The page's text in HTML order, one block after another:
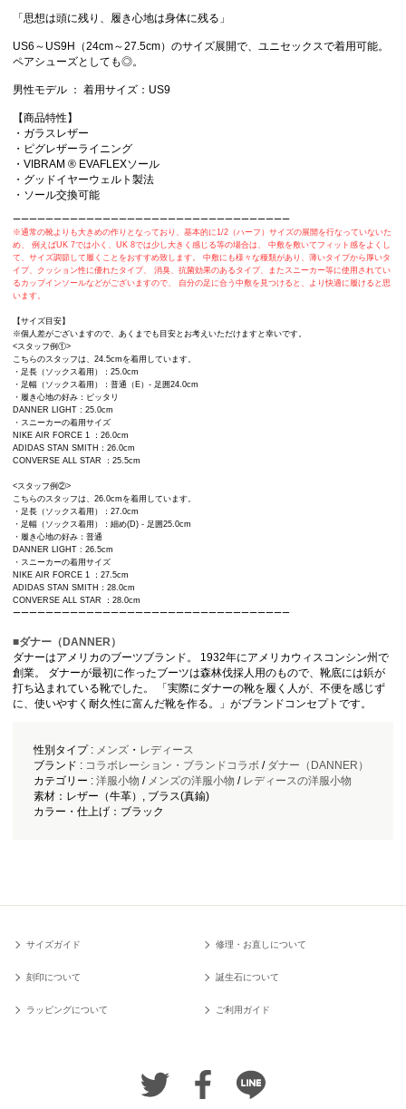
「思想は頭に残り、履き心地は身体に残る」
US6～US9H（24cm～27.5cm）のサイズ展開で、ユニセックスで着用可能。
ペアシューズとしても◎。
男性モデル ： 着用サイズ：US9
【商品特性】
・ガラスレザー
・ピグレザーライニング
・VIBRAM ® EVAFLEXソール
・グッドイヤーウェルト製法
・ソール交換可能
ーーーーーーーーーーーーーーーーーーーーーーーーーーーーーーーーーー
※通常の靴よりも大きめの作りとなっており、基本的に1/2（ハーフ）サイズの展開を行なっていないた
め、 例えばUK 7では小く、UK 8では少し大きく感じる等の場合は、 中敷を敷いてフィット感をよくし
て、サイズ調節して履くことをおすすめ致します。 中敷にも様々な種類があり、薄いタイプから厚いタ
イプ、クッション性に優れたタイプ、 消臭、抗菌効果のあるタイプ、またスニーカー等に使用されてい
るカップインソールなどがございますので、 自分の足に合う中敷を見つけると、より快適に履けると思
います。
【サイズ目安】
※個人差がございますので、あくまでも目安とお考えいただけますと幸いです。
<スタッフ例①>
こちらのスタッフは、24.5cmを着用しています。
・足長（ソックス着用）：25.0cm
・足幅（ソックス着用）：普通（E）- 足囲24.0cm
・履き心地の好み：ピッタリ
DANNER LIGHT : 25.0cm
・スニーカーの着用サイズ
NIKE AIR FORCE 1 ：26.0cm
ADIDAS STAN SMITH：26.0cm
CONVERSE ALL STAR ：25.5cm
<スタッフ例②>
こちらのスタッフは、26.0cmを着用しています。
・足長（ソックス着用）：27.0cm
・足幅（ソックス着用）：細め(D) - 足囲25.0cm
・履き心地の好み：普通
DANNER LIGHT : 26.5cm
・スニーカーの着用サイズ
NIKE AIR FORCE 1 ：27.5cm
ADIDAS STAN SMITH：28.0cm
CONVERSE ALL STAR ：28.0cm
ーーーーーーーーーーーーーーーーーーーーーーーーーーーーーーーーーー
■ダナー（DANNER）
ダナーはアメリカのブーツブランド。 1932年にアメリカウィスコンシン州で
創業。 ダナーが最初に作ったブーツは森林伐採人用のもので、靴底には鋲が
打ち込まれている靴でした。 「実際にダナーの靴を履く人が、不便を感じず
に、使いやすく耐久性に富んだ靴を作る。」がブランドコンセプトです。
性別タイプ : メンズ・ レディース
ブランド : コラボレーション・ブランドコラボ / ダナー（DANNER）
カテゴリー : 洋服小物 / メンズの洋服小物 / レディースの洋服小物
素材：レザー（牛革）, ブラス(真鍮)
カラー・仕上げ：ブラック
サイズガイド 修理・お直しについて
刻印について 誕生石について
ラッピングについて ご利用ガイド